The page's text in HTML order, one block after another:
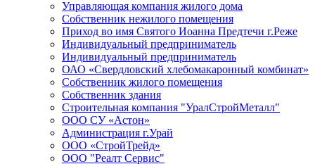
Управляющая компания жилого дома
Собственник нежилого помещения
Приход во имя Святого Иоанна Предтечи г.Реже
Индивидуальный предприниматель
Индивидуальный предприниматель
ОАО «Свердловский хлебомакаронный комбинат»
Собственник жилого помещения
Собственник здания
Строительная компания "УралСтройМеталл"
ООО СУ «Астон»
Администрация г.Урай
ООО «СтройТрейд»
ООО "Реалт Сервис"